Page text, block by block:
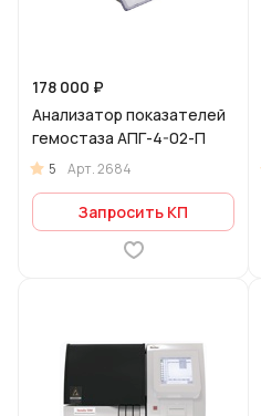
178 000 ₽
Анализатор показателей
гемостаза АПГ-4-02-П
5 Арт.2684
Запросить КП